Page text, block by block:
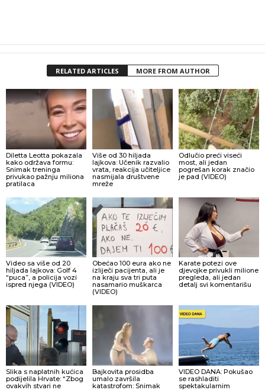
RELATED ARTICLES MORE FROM AUTHOR
Diletta Leotta pokazala
kako održava formu:
Snimak treninga
privukao pažnju miliona
pratilaca
Više od 30 hiljada
lajkova: Učenik razvalio
vrata, reakcija učiteljice
nasmijala društvene
mreže
Odlučio preći viseći
most, ali jedan
pogrešan korak značio
je pad (VIDEO)
Video sa više od 20
hiljada lajkova: Golf 4
“puca”, a policija vozi
ispred njega (VIDEO)
Obećao 100 eura ako ne
izliječi pacijenta, ali je
na kraju sva tri puta
nasamario muškarca
(VIDEO)
Karate potezi ove
djevojke privukli milione
pregleda, ali jedan
detalj svi komentarišu
Slika s naplatnih kućica
podijelila Hrvate: “Zbog
ovakvih stvari ne
Bajkovita prosidba
umalo završila
katastrofom: Snimak
VIDEO DANA: Pokušao
se rashladiti
spektakularnim